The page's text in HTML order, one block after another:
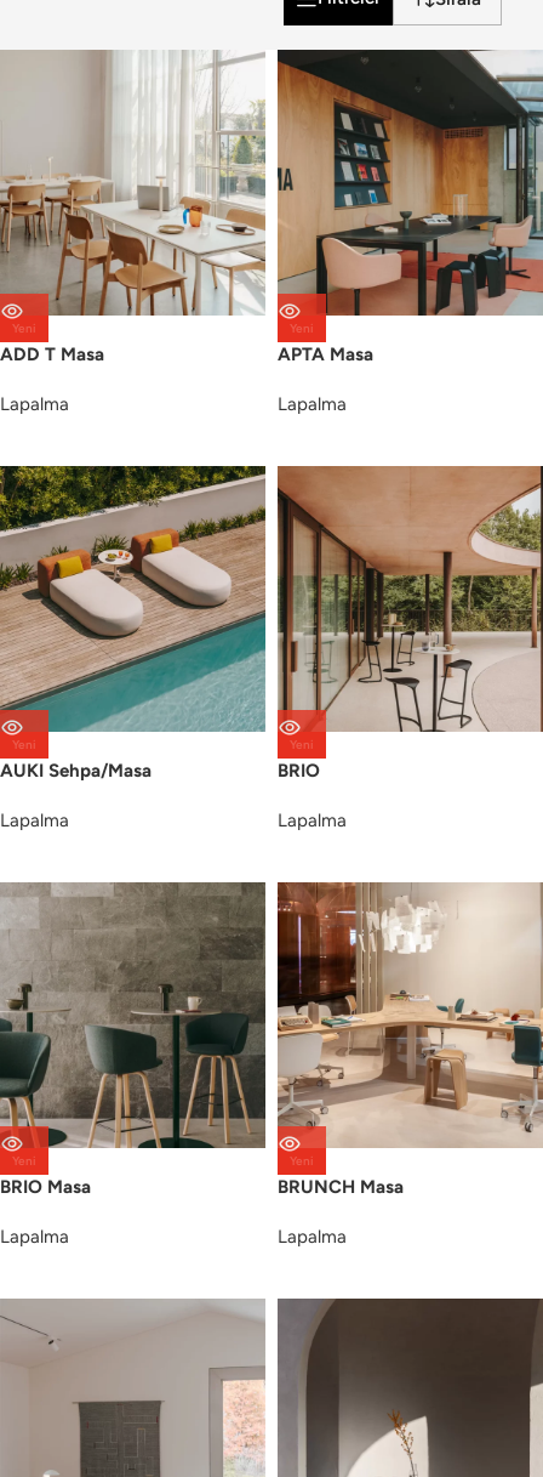
Yeni
ADD T Masa
Lapalma
Yeni
APTA Masa
Lapalma
Yeni
AUKI Sehpa/Masa
Lapalma
Yeni
BRIO
Lapalma
Yeni
BRIO Masa
Lapalma
Yeni
BRUNCH Masa
Lapalma